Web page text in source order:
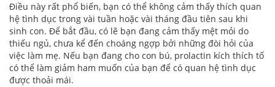
Điều này rất phổ biến, bạn có thể không cảm thấy thích quan
hệ tình dục trong vài tuần hoặc vài tháng đầu tiên sau khi
sinh con. Để bắt đầu, có lẽ bạn đang cảm thấy mệt mỏi do
thiếu ngủ, chưa kể đến choáng ngợp bởi những đòi hỏi của
việc làm mẹ. Nếu bạn đang cho con bú, prolactin kích thích tố
có thể làm giảm ham muốn của bạn để có quan hệ tình dục
được thoải mái.